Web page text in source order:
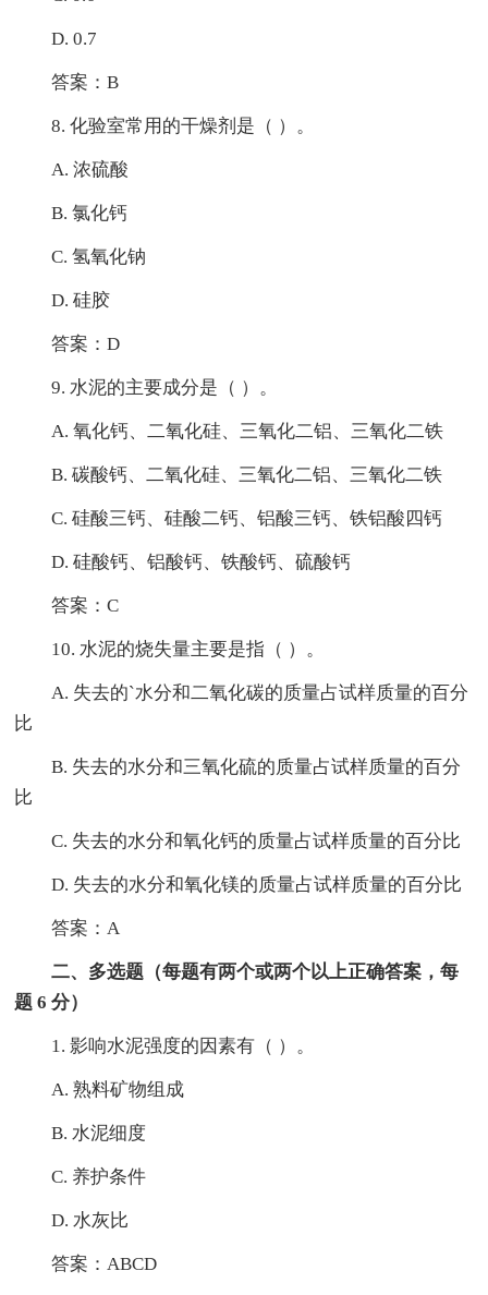
D. 0.7
答案：B
8. 化验室常用的干燥剂是（ ）。
A. 浓硫酸
B. 氯化钙
C. 氢氧化钠
D. 硅胶
答案：D
9. 水泥的主要成分是（ ）。
A. 氧化钙、二氧化硅、三氧化二铝、三氧化二铁
B. 碳酸钙、二氧化硅、三氧化二铝、三氧化二铁
C. 硅酸三钙、硅酸二钙、铝酸三钙、铁铝酸四钙
D. 硅酸钙、铝酸钙、铁酸钙、硫酸钙
答案：C
10. 水泥的烧失量主要是指（ ）。
A. 失去的`水分和二氧化碳的质量占试样质量的百分
比
B. 失去的水分和三氧化硫的质量占试样质量的百分
比
C. 失去的水分和氧化钙的质量占试样质量的百分比
D. 失去的水分和氧化镁的质量占试样质量的百分比
答案：A
二、多选题（每题有两个或两个以上正确答案，每
题 6 分）
1. 影响水泥强度的因素有（ ）。
A. 熟料矿物组成
B. 水泥细度
C. 养护条件
D. 水灰比
答案：ABCD